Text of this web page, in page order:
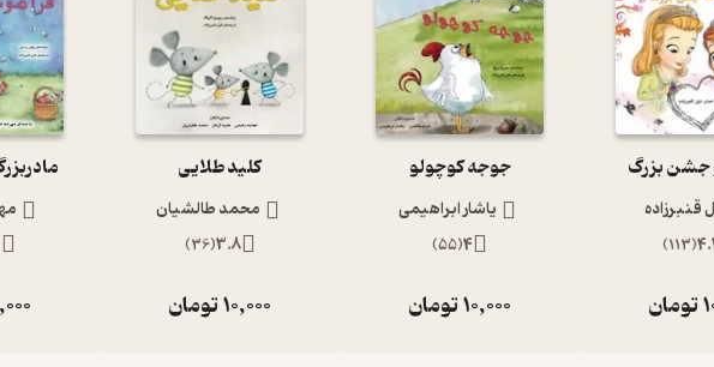
جشن بزرگ
قنبرزاده
(
113
)
تومان
جوجه کوچولو
یاشار ابراهیمی
4
(
55
)
10,000تومان
کلید طلایی
محمد طالشیان
3.8
(
36
)
10,000تومان